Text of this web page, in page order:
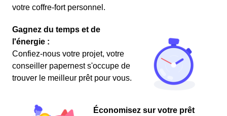
votre coffre-fort personnel.
Gagnez du temps et de
l'énergie :
Confiez-nous votre projet, votre
conseiller papernest s'occupe de
trouver le meilleur prêt pour vous.
Économisez sur votre prêt